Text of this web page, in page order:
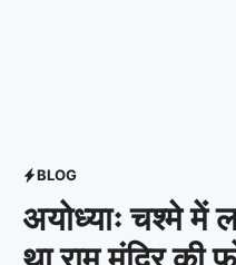
BLOG
अयोध्याः चश्मे में